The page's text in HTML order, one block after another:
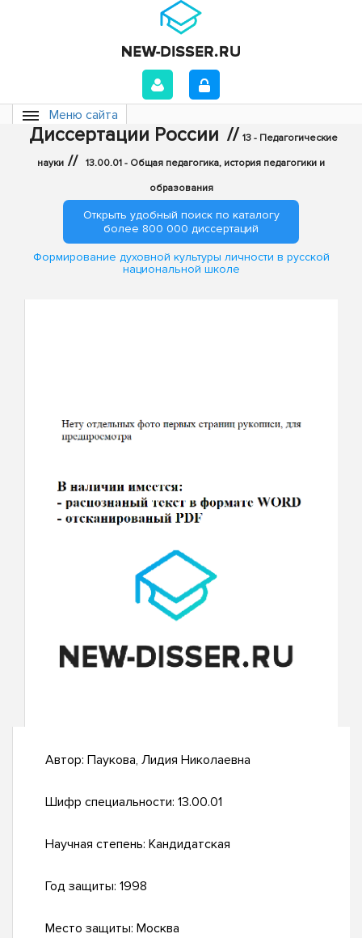
Меню сайта
Диссертации России // 13 - Педагогические
науки // 13.00.01 - Общая педагогика, история педагогики и
образования
Открыть удобный поиск по каталогу
более 800 000 диссертаций
Формирование духовной культуры личности в русской
национальной школе
Автор: Паукова, Лидия Николаевна
Шифр специальности: 13.00.01
Научная степень: Кандидатская
Год защиты: 1998
Место защиты: Москва